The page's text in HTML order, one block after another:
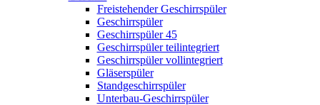
Freistehender Geschirrspüler
Geschirrspüler
Geschirrspüler 45
Geschirrspüler teilintegriert
Geschirrspüler vollintegriert
Gläserspüler
Standgeschirrspüler
Unterbau-Geschirrspüler